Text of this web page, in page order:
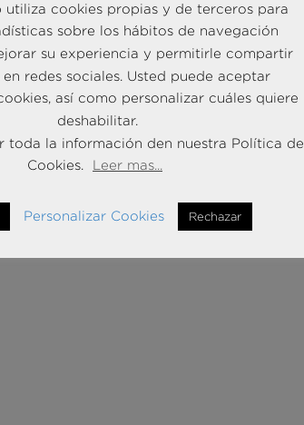
utiliza cookies propias y de terceros para
sobre los hábitos de navegación
su experiencia y permitirle compartir
redes sociales. Usted puede aceptar
así como personalizar cuáles quiere
deshabilitar.
toda la información den nuestra Política de
Cookies.
Leer mas...
Personalizar Cookies Rechazar